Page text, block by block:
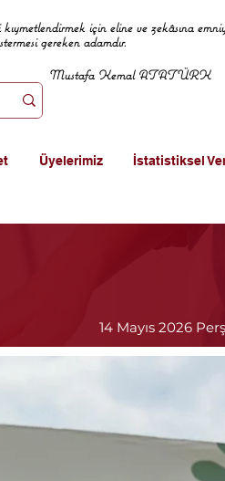
için eline ve zekâsına
gereken adamdır.
Mustafa Kemal ATATÜRK
Üyelerimiz İstatistiksel
14 Mayıs 2026